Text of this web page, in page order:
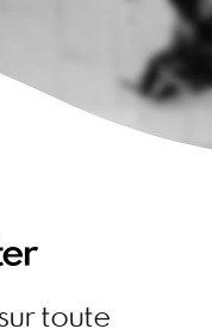
toute